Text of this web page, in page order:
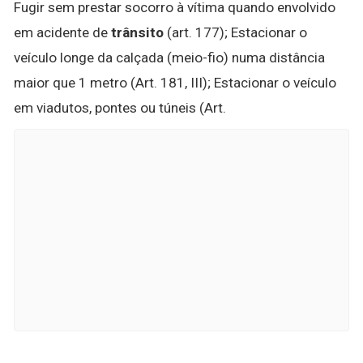
Fugir sem prestar socorro à vítima quando envolvido
em acidente de trânsito (art. 177); Estacionar o
veículo longe da calçada (meio-fio) numa distância
maior que 1 metro (Art. 181, III); Estacionar o veículo
em viadutos, pontes ou túneis (Art.